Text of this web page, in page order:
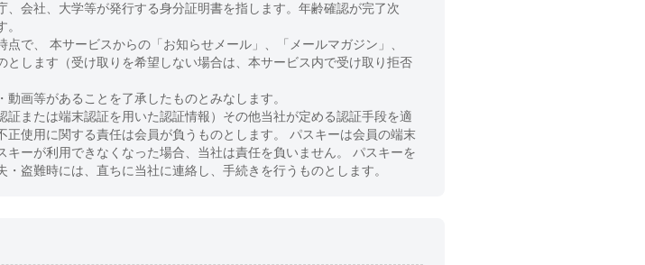
会社、大学等が発行する身分証明書を指します。年齢確認が完了次
で、 本サービスからの「お知らせメール」、「メールマガジン」、
とします（受け取りを希望しない場合は、本サービス内で受け取り拒否
画等があることを了承したものとみなします。
または端末認証を用いた認証情報）その他当社が定める認証手段を適
使用に関する責任は会員が負うものとします。 パスキーは会員の端末
ーが利用できなくなった場合、当社は責任を負いません。 パスキーを
盗難時には、直ちに当社に連絡し、手続きを行うものとします。